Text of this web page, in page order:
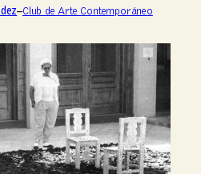
–Club de Arte Contemporáneo